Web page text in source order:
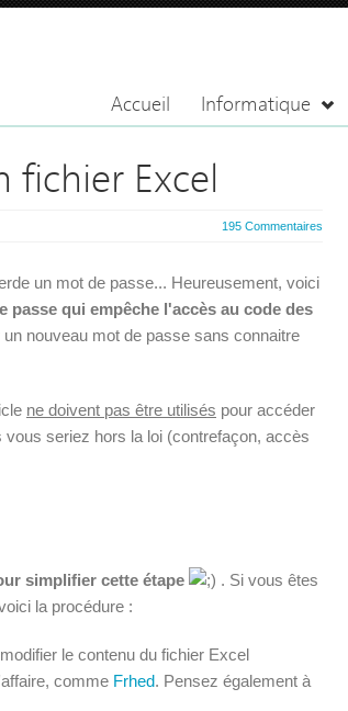
Accueil Informatique
fichier Excel
195 Commentaires
un mot de passe... Heureusement, voici
passe qui empêche l'accès au code des
nouveau mot de passe sans connaitre
ne doivent pas être utilisés pour accéder
vous seriez hors la loi (contrefaçon, accès
simplifier cette étape
. Si vous êtes
la procédure :
le contenu du fichier Excel
comme Frhed. Pensez également à